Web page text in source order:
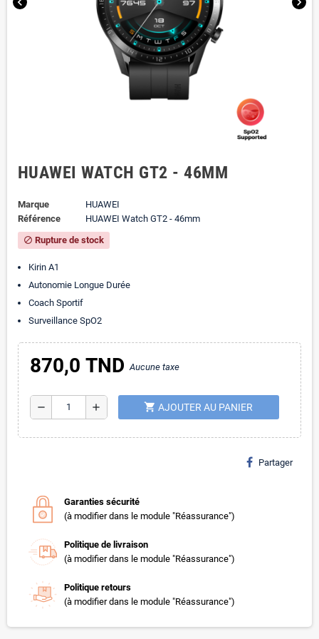
HUAWEI WATCH GT2 - 46MM
Marque
HUAWEI
Référence
HUAWEI Watch GT2 - 46mm
block Rupture de stock
Kirin A1
Autonomie Longue Durée
Coach Sportif
Surveillance SpO2
870,0 TNDAucune taxe
remove add shopping_cart AJOUTER AU PANIER
Partager
Garanties sécurité
(à modifier dans le module "Réassurance")
Politique de livraison
(à modifier dans le module "Réassurance")
Politique retours
(à modifier dans le module "Réassurance")